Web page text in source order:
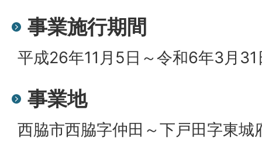
事業施行期間
平成26年11月5日～令和6年3月31
事業地
西脇市西脇字仲田～下戸田字東城